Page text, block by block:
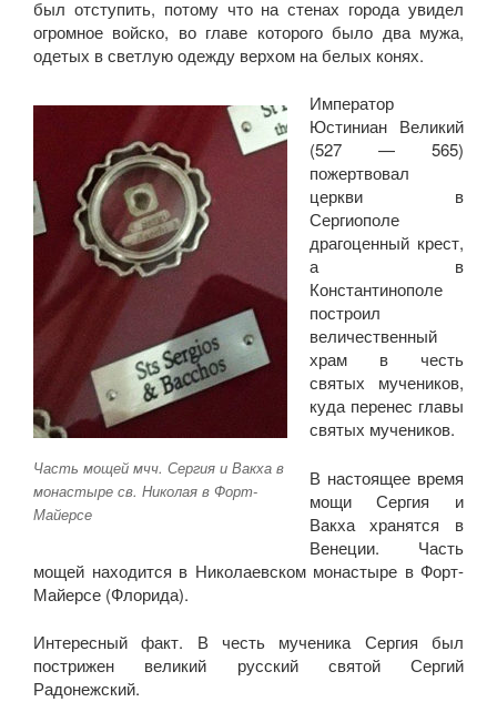
был отступить, потому что на стенах города увидел
огромное войско, во главе которого было два мужа,
одетых в светлую одежду верхом на белых конях.
Часть мощей мчч. Сергия и Вакха в
монастыре св. Николая в Форт-
Майерсе
Император
Юстиниан Великий
(527 — 565)
пожертвовал
церкви в
Сергиополе
драгоценный крест,
а в
Константинополе
построил
величественный
храм в честь
святых мучеников,
куда перенес главы
святых мучеников.
В настоящее время
мощи Сергия и
Вакха хранятся в
Венеции. Часть
мощей находится в Николаевском монастыре в Форт-
Майерсе (Флорида).
Интересный факт. В честь мученика Сергия был
пострижен великий русский святой Сергий
Радонежский.